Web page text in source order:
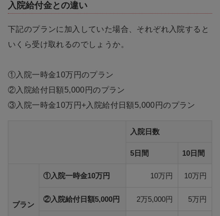
入院給付金との違い
下記のプランに加入していた場合、それぞれ入院すると
いくら受け取れるのでしょうか。
①入院一時金10万円のプラン
②入院給付日額5,000円のプラン
③入院一時金10万円+入院給付日額5,000円のプラン
入院日数
5日間 10日間
プラン
①入院一時金10万円 10万円 10万円
②入院給付日額5,000円 2万5,000円 5万円